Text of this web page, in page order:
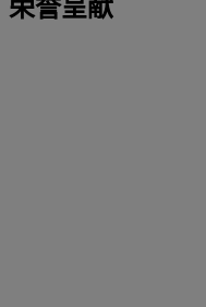
荣誉呈献